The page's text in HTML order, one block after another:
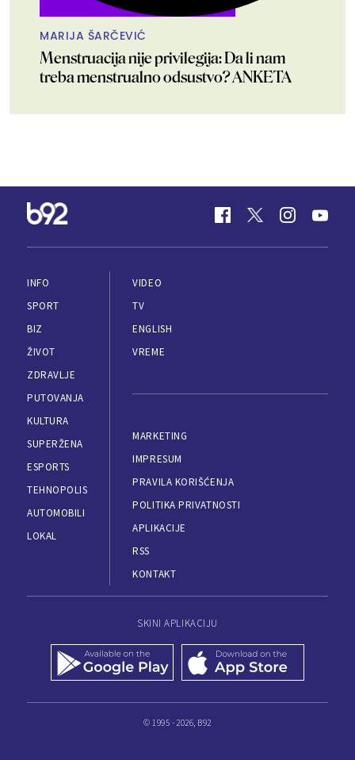
MARIJA ŠARČEVIĆ
Menstruacija nije privilegija: Da li nam
treba menstrualno odsustvo? ANKETA
INFO
SPORT
BIZ
ŽIVOT
ZDRAVLJE
PUTOVANJA
KULTURA
SUPERŽENA
ESPORTS
TEHNOPOLIS
AUTOMOBILI
LOKAL
VIDEO
TV
ENGLISH
VREME
MARKETING
IMPRESUM
PRAVILA KORIŠĆENJA
POLITIKA PRIVATNOSTI
APLIKACIJE
RSS
KONTAKT
SKINI APLIKACIJU
© 1995 - 2026, B92